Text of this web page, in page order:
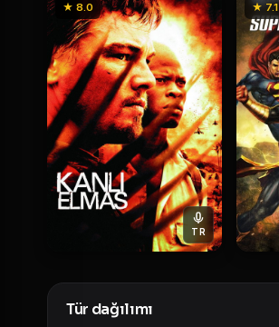
★ 8.0
TR
★ 7.1
Tür dağılımı